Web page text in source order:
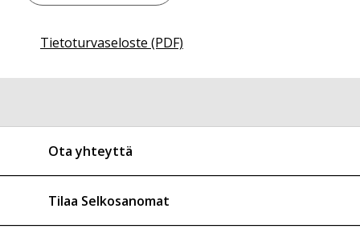
Tietoturvaseloste (PDF)
Ota yhteyttä
Tilaa Selkosanomat